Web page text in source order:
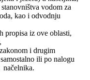
vodom za
kao i odvodnju
iz ove oblasti,
i drugim
ili po nalogu
načelnika.